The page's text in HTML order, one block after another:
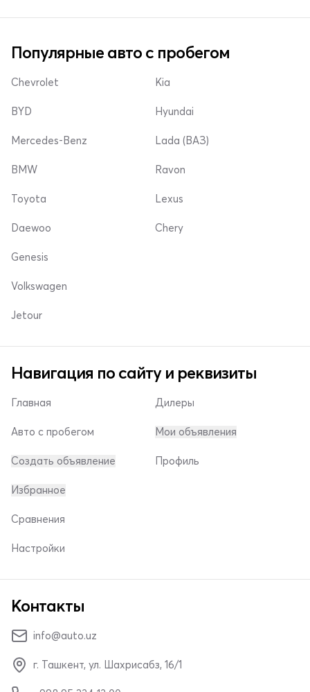
Популярные авто с пробегом
Chevrolet
BYD
Mercedes-Benz
Kia
Hyundai
Lada (ВАЗ)
BMW
Toyota
Daewoo
Ravon
Lexus
Chery
Genesis
Volkswagen
Jetour
Навигация по сайту и реквизиты
Главная
Авто с пробегом
Создать объявление
Дилеры
Мои объявления
Профиль
Избранное
Сравнения
Настройки
Контакты
info@auto.uz
г. Ташкент, ул. Шахрисабз, 16/1